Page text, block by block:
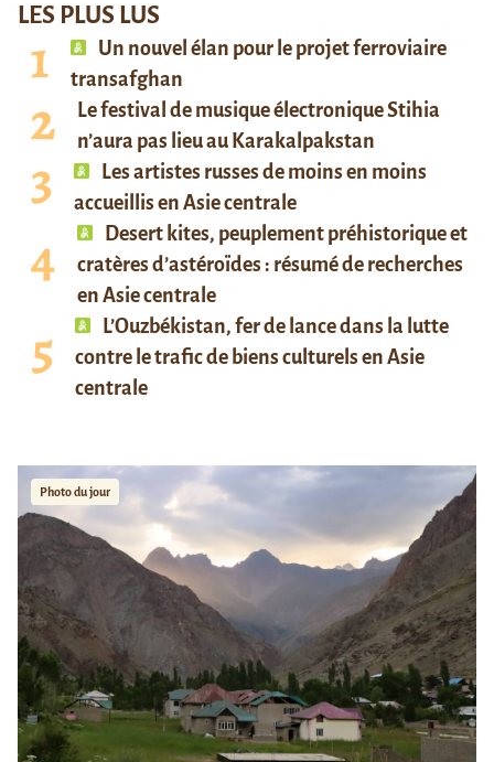
LES PLUS LUS
Un nouvel élan pour le projet ferroviaire
transafghan
Le festival de musique électronique Stihia
n’aura pas lieu au Karakalpakstan
Les artistes russes de moins en moins
accueillis en Asie centrale
Desert kites, peuplement préhistorique et
cratères d’astéroïdes : résumé de recherches
en Asie centrale
L’Ouzbékistan, fer de lance dans la lutte
contre le trafic de biens culturels en Asie
centrale
Photo du jour